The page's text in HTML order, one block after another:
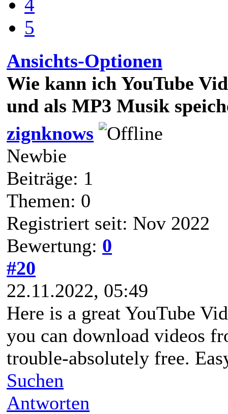
5
Ansichts-Optionen
Wie kann ich YouTube
und als MP3 Musik
zignknows
Newbie
Beiträge: 1
Themen: 0
Registriert seit: Nov 2022
Bewertung: 0
#20
22.11.2022, 05:49
Here is a great YouTube
you can download videos
trouble-absolutely free.
Suchen
Antworten